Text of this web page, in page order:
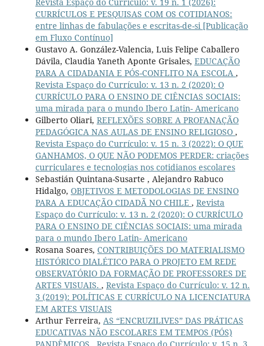
Revista Espaço do Currículo: v. 19 n. 1 (2026):
CURRÍCULOS E PESQUISAS COM OS COTIDIANOS:
entre linhas de fabulações e escritas-de-si [Publicação
em Fluxo Contínuo]
Gustavo A. González-Valencia, Luis Felipe Caballero
Dávila, Claudia Yaneth Aponte Grisales, EDUCAÇÃO
PARA A CIDADANIA E PÓS-CONFLITO NA ESCOLA ,
Revista Espaço do Currículo: v. 13 n. 2 (2020): O
CURRÍCULO PARA O ENSINO DE CIÊNCIAS SOCIAIS:
uma mirada para o mundo Ibero Latin- Americano
Gilberto Oliari, REFLEXÕES SOBRE A PROFANAÇÃO
PEDAGÓGICA NAS AULAS DE ENSINO RELIGIOSO ,
Revista Espaço do Currículo: v. 15 n. 3 (2022): O QUE
GANHAMOS, O QUE NÃO PODEMOS PERDER: criações
curriculares e tecnologias nos cotidianos escolares
Sebastián Quintana-Susarte , Alejandro Rabuco
Hidalgo, OBJETIVOS E METODOLOGIAS DE ENSINO
PARA A EDUCAÇÃO CIDADÃ NO CHILE , Revista
Espaço do Currículo: v. 13 n. 2 (2020): O CURRÍCULO
PARA O ENSINO DE CIÊNCIAS SOCIAIS: uma mirada
para o mundo Ibero Latin- Americano
Rosana Soares, CONTRIBUIÇÕES DO MATERIALISMO
HISTÓRICO DIALÉTICO PARA O PROJETO EM REDE
OBSERVATÓRIO DA FORMAÇÃO DE PROFESSORES DE
ARTES VISUAIS. , Revista Espaço do Currículo: v. 12 n.
3 (2019): POLÍTICAS E CURRÍCULO NA LICENCIATURA
EM ARTES VISUAIS
Arthur Ferreira, AS “ENCRUZILIVES” DAS PRÁTICAS
EDUCATIVAS NÃO ESCOLARES EM TEMPOS (PÓS)